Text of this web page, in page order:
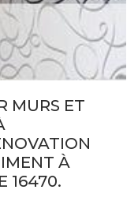
MURS ET
À
16470.